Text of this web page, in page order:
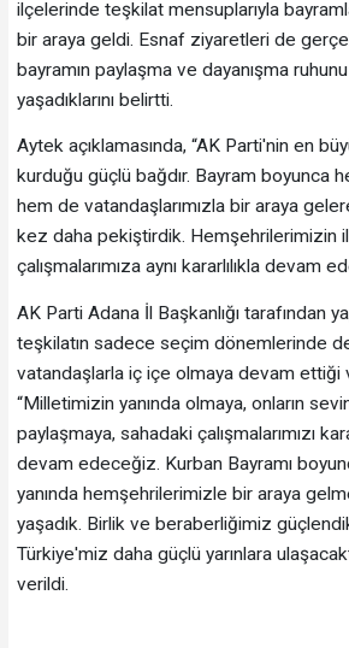
ilçelerinde teşkilat mensuplarıyla
bir araya geldi. Esnaf ziyaretleri de
bayramın paylaşma ve dayanışma
yaşadıklarını belirtti.
Aytek açıklamasında, “AK Parti'nin en
kurduğu güçlü bağdır. Bayram boyunca
hem de vatandaşlarımızla bir araya
kez daha pekiştirdik. Hemşehrilerimizin
çalışmalarımıza aynı kararlılıkla devam
AK Parti Adana İl Başkanlığı tarafından
teşkilatın sadece seçim dönemlerinde
vatandaşlarla iç içe olmaya devam ettiği
“Milletimizin yanında olmaya, onların
paylaşmaya, sahadaki çalışmalarımızı
devam edeceğiz. Kurban Bayramı
yanında hemşehrilerimizle bir araya
yaşadık. Birlik ve beraberliğimiz
Türkiye'miz daha güçlü yarınlara
verildi.